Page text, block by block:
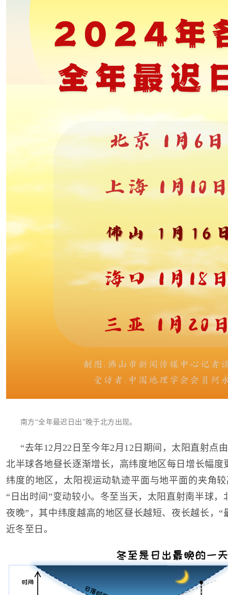
南方“全年最迟日出”晚于北方出现。
“去年12月22日至今年2月12日期间，太阳直射点
北半球各地昼长逐渐增长，高纬度地区每日增长幅度
纬度的地区，太阳视运动轨迹平面与地平面的夹角
“日出时间”变动较小。冬至当天，太阳直射南半球，
夜晚”，其中纬度越高的地区昼长越短、夜长越长，“
近冬至日。